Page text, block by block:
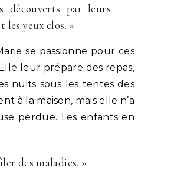
découverts par leurs
les yeux clos. »
se passionne pour ces
leur prépare des repas,
nuits sous les tentes des
à la maison, mais elle n’a
perdue. Les enfants en
des maladies. »